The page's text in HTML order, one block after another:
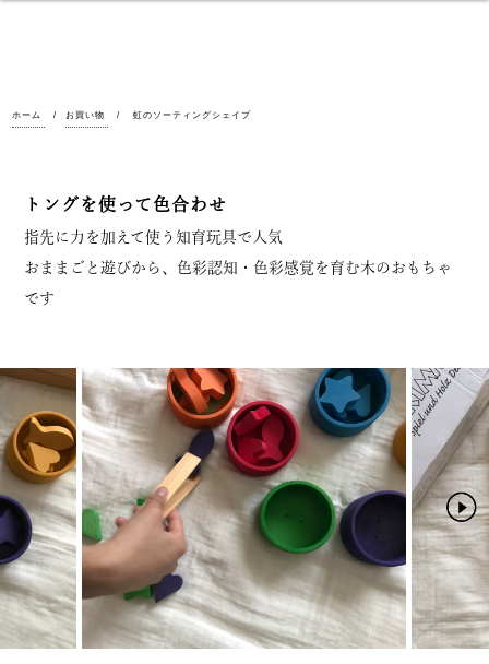
ホーム お買い物 虹のソーティングシェイプ
トングを使って色合わせ
指先に力を加えて使う知育玩具で人気
おままごと遊びから、色彩認知・色彩感覚を育む木のおもちゃ
です